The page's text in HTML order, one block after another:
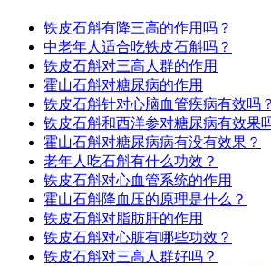
铁皮石斛有降三高的作用吗？
中老年人适合吃铁皮石斛吗？
铁皮石斛对三高人群的作用
霍山石斛对糖尿病的作用
铁皮石斛针对心脑血管疾病有效吗？
铁皮石斛和西洋参对糖尿病有效果
霍山石斛对糖尿病病有没有效果？
老年人吃石斛有什么功效？
铁皮石斛对心血管系统的作用
霍山石斛降血压的原理是什么？
铁皮石斛对脂肪肝的作用
铁皮石斛对心脏有哪些功效？
铁皮石斛对三高人群好吗？